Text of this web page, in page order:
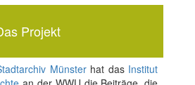
Projekt
Münsterhat das Institut